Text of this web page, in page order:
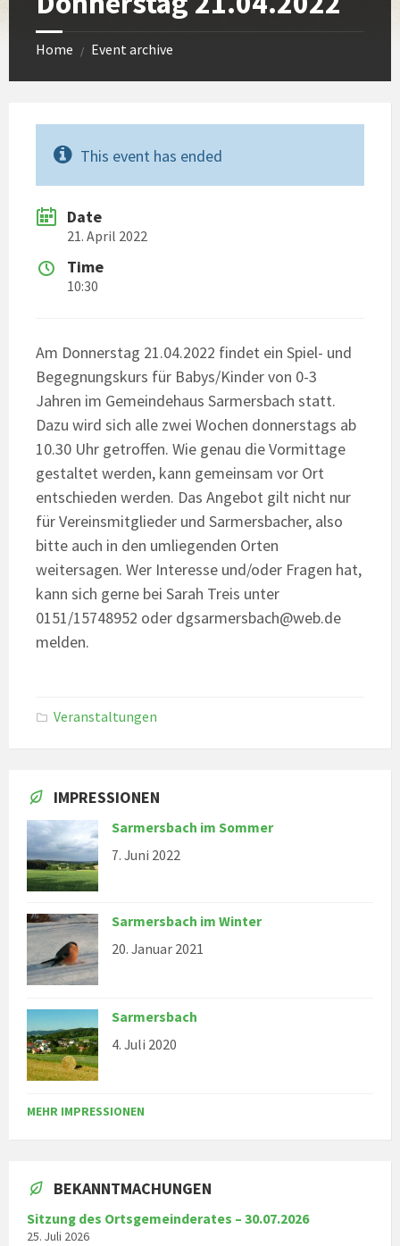
Home / Event archive
This event has ended
Date
21. April 2022
Time
10:30
Am Donnerstag 21.04.2022 findet ein Spiel- und
Begegnungskurs für Babys/Kinder von 0-3
Jahren im Gemeindehaus Sarmersbach statt.
Dazu wird sich alle zwei Wochen donnerstags ab
10.30 Uhr getroffen. Wie genau die Vormittage
gestaltet werden, kann gemeinsam vor Ort
entschieden werden. Das Angebot gilt nicht nur
für Vereinsmitglieder und Sarmersbacher, also
bitte auch in den umliegenden Orten
weitersagen. Wer Interesse und/oder Fragen hat,
kann sich gerne bei Sarah Treis unter
0151/15748952 oder dgsarmersbach@web.de
melden.
Veranstaltungen
IMPRESSIONEN
Sarmersbach im Sommer
7. Juni 2022
Sarmersbach im Winter
20. Januar 2021
Sarmersbach
4. Juli 2020
MEHR IMPRESSIONEN
BEKANNTMACHUNGEN
Sitzung des Ortsgemeinderates – 30.07.2026
25. Juli 2026